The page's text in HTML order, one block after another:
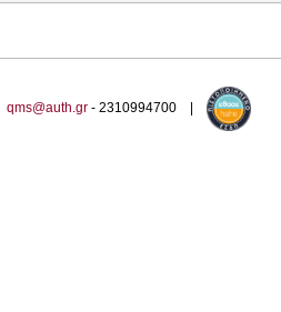
qms@auth.gr - 2310994700 |